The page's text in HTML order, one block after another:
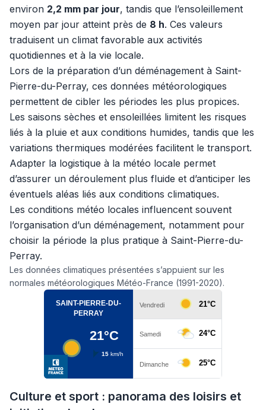
environ 2,2 mm par jour, tandis que l’ensoleillement
moyen par jour atteint près de 8 h. Ces valeurs
traduisent un climat favorable aux activités
quotidiennes et à la vie locale.
Lors de la préparation d’un déménagement à Saint-
Pierre-du-Perray, ces données météorologiques
permettent de cibler les périodes les plus propices.
Les saisons sèches et ensoleillées limitent les risques
liés à la pluie et aux conditions humides, tandis que les
variations thermiques modérées facilitent le transport.
Adapter la logistique à la météo locale permet
d’assurer un déroulement plus fluide et d’anticiper les
éventuels aléas liés aux conditions climatiques.
Les conditions météo locales influencent souvent
l’organisation d’un déménagement, notamment pour
choisir la période la plus pratique à Saint-Pierre-du-
Perray.
Les données climatiques présentées s’appuient sur les
normales météorologiques Météo-France (1991-2020).
Culture et sport : panorama des loisirs et